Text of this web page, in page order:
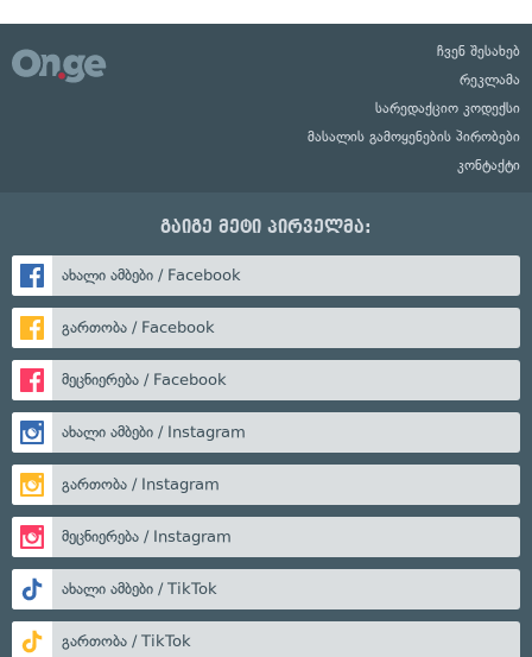
ჩვენ შესახებ
რეკლამა
სარედაქციო კოდექსი
მასალის გამოყენების პირობები
კონტაქტი
გაიგე მეტი პირველმა:
ახალი ამბები / Facebook
გართობა / Facebook
მეცნიერება / Facebook
ახალი ამბები / Instagram
გართობა / Instagram
მეცნიერება / Instagram
ახალი ამბები / TikTok
გართობა / TikTok